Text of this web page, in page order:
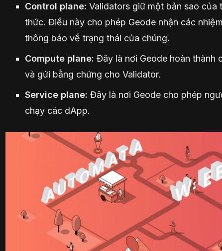
Control plane: Validators giữ một bản sao của
thức. Điều này cho phép Geode nhận các
thông báo về trạng thái của chúng.
Compute plane: Đây là nơi Geode hoàn thành
và gửi bằng chứng cho Validator.
Service plane: Đây là nơi Geode cho phép
chạy các dApp.